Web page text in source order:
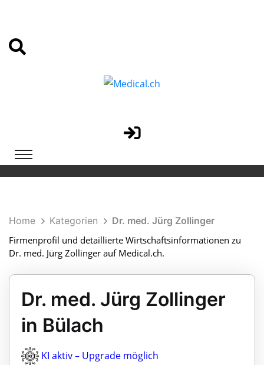
Home Kategorien
Dr. med. Jürg Zollinger
Firmenprofil und detaillierte Wirtschaftsinformationen zu
Dr. med. Jürg Zollinger auf Medical.ch.
Dr. med. Jürg Zollinger
in Bülach
KI aktiv – Upgrade möglich